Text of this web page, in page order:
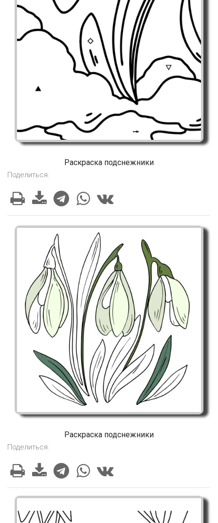
Раскраска подснежники
Поделиться:
Раскраска подснежники
Поделиться: